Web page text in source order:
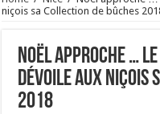
niçois sa Collection de bûches
Noël approche …
dévoile aux niçois
2018